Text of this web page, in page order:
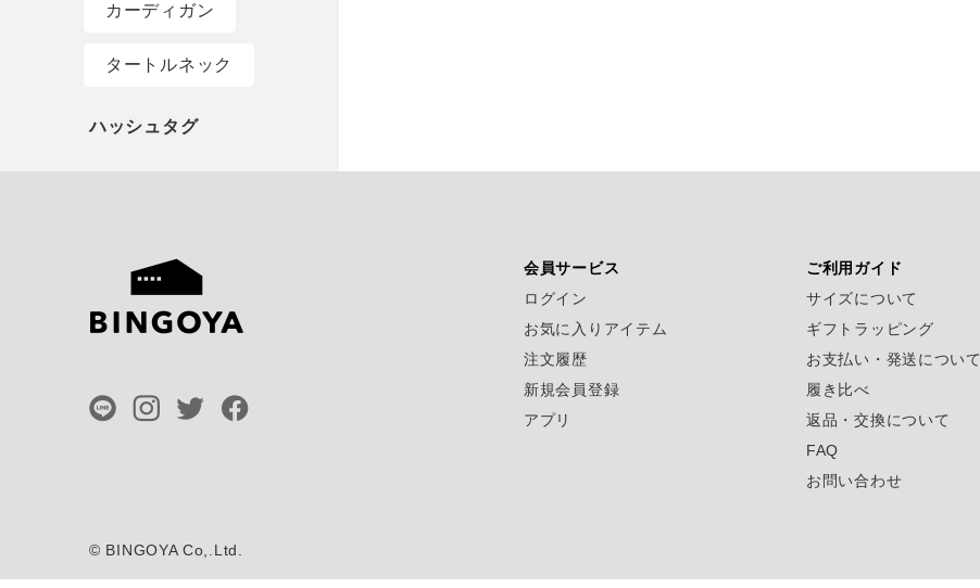
カーディガン
タートルネック
会員サービス
ログイン
お気に入りアイテム
注文履歴
新規会員登録
アプリ
ご利用ガイド
サイズについて
ギフトラッピング
お支払い・発送について
履き比べ
返品・交換について
FAQ
お問い合わせ
© BINGOYA Co,.Ltd.